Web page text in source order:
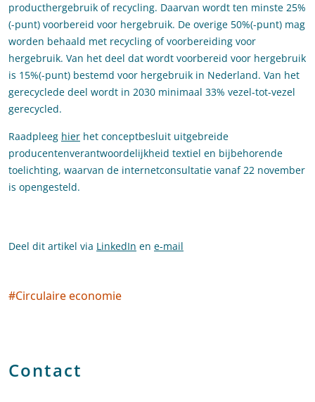
producthergebruik of recycling. Daarvan wordt ten minste 25%
(-punt) voorbereid voor hergebruik. De overige 50%(-punt) mag
worden behaald met recycling of voorbereiding voor
hergebruik. Van het deel dat wordt voorbereid voor hergebruik
is 15%(-punt) bestemd voor hergebruik in Nederland. Van het
gerecyclede deel wordt in 2030 minimaal 33% vezel-tot-vezel
gerecycled.
Raadpleeg hier het conceptbesluit uitgebreide
producentenverantwoordelijkheid textiel en bijbehorende
toelichting, waarvan de internetconsultatie vanaf 22 november
is opengesteld.
Deel dit artikel via LinkedIn en e-mail
Social tags
#Circulaire economie
Contact